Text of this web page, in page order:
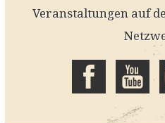
Veranstaltungen auf